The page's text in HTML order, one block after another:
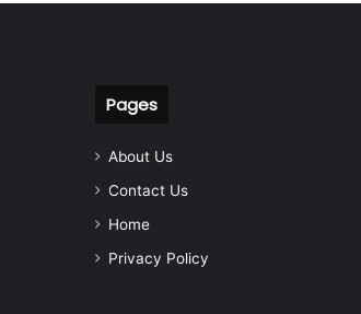
Pages
About Us
Contact Us
Home
Privacy Policy